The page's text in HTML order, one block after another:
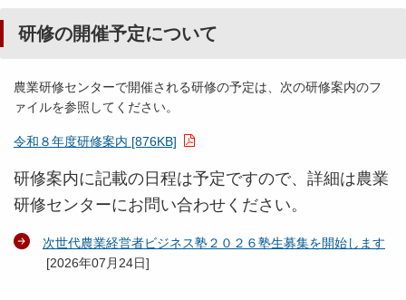
研修の開催予定について
農業研修センターで開催される研修の予定は、次の研修案内のフ
ァイルを参照してください。
令和８年度研修案内 [876KB]
研修案内に記載の日程は予定ですので、詳細は農業
研修センターにお問い合わせください。
次世代農業経営者ビジネス塾２０２６塾生募集を開始します
[2026年07月24日]